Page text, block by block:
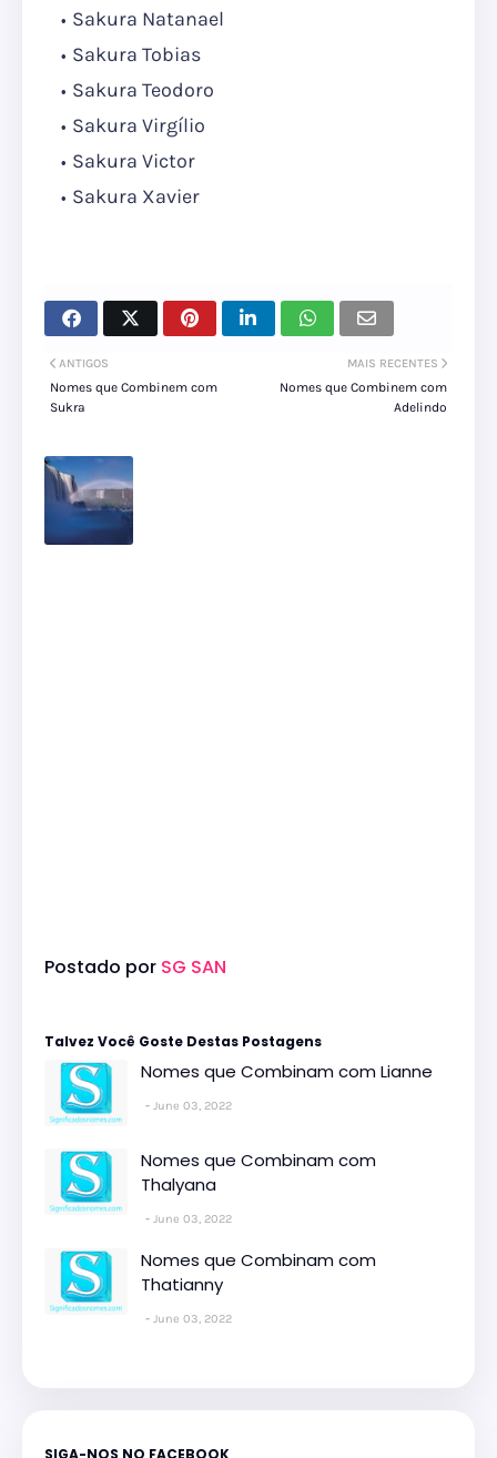
Sakura Natanael
Sakura Tobias
Sakura Teodoro
Sakura Virgílio
Sakura Victor
Sakura Xavier
MAIS RECENTES
Nomes que Combinem com
Adelindo
ANTIGOS
Nomes que Combinem com
Sukra
Postado por SG SAN
Talvez Você Goste Destas Postagens
Nomes que Combinam com Lianne
June 03, 2022
Nomes que Combinam com
Thalyana
June 03, 2022
Nomes que Combinam com
Thatianny
June 03, 2022